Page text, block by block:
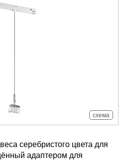
схема
серебристого цвета для
адаптером для